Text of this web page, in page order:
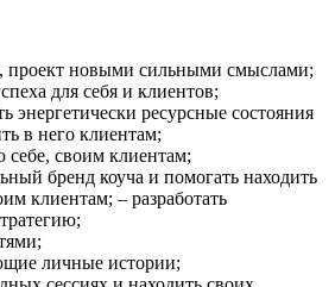
проект новыми сильными смыслами;
для себя и клиентов;
энергетически ресурсные состояния
в него клиентам;
себе, своим клиентам;
бренд коуча и помогать находить
клиентам; – разработать
личные истории;